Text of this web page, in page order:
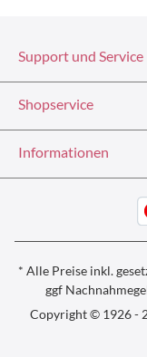
Support und Service
Shopservice
Informationen
* Alle Preise inkl.
ggf
Copyright © 1926 -